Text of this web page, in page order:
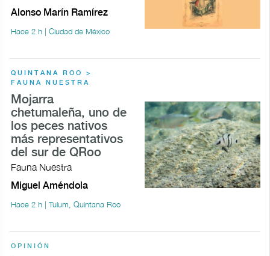
Alonso Marín Ramírez
Hace 2 h | Ciudad de México
QUINTANA ROO >
FAUNA NUESTRA
Mojarra
chetumaleña, uno de
los peces nativos
más representativos
del sur de QRoo
Fauna Nuestra
Miguel Améndola
Hace 2 h | Tulum, Quintana Roo
OPINIÓN